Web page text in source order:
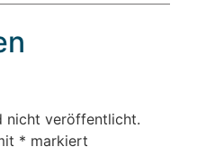
nicht veröffentlicht.
* markiert